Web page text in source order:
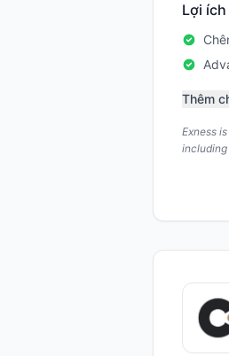
Lợi ích
Thêm
Exness
including